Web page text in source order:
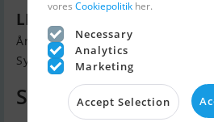
LM 24 - Solgt / Sold /
Årgang 1977, Motorsejler til salg
Sydjylland, Danmark
SOLGT
vores Cookiepolitik her.
Necessary
Analytics
Marketing
Accept Selection